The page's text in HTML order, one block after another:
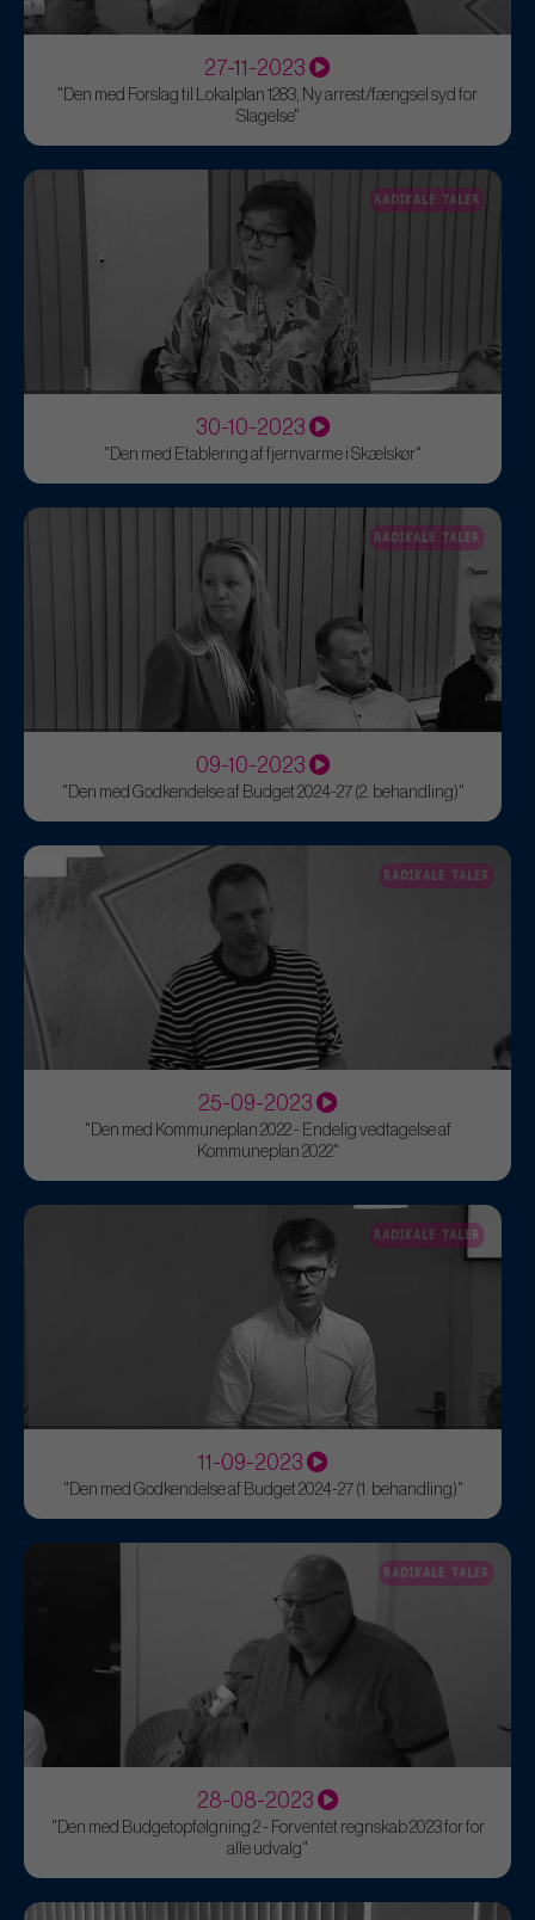
27-11-2023
"Den med Forslag til Lokalplan 1283, Ny arrest/fængsel syd for
Slagelse"
RADIKALE TALER
30-10-2023
"Den med Etablering af fjernvarme i Skælskør"
RADIKALE TALER
09-10-2023
"Den med Godkendelse af Budget 2024-27 (2. behandling)"
RADIKALE TALER
25-09-2023
"Den med Kommuneplan 2022 - Endelig vedtagelse af
Kommuneplan 2022"
RADIKALE TALER
11-09-2023
"Den med Godkendelse af Budget 2024-27 (1. behandling)"
RADIKALE TALER
28-08-2023
"Den med Budgetopfølgning 2 - Forventet regnskab 2023 for for
alle udvalg"